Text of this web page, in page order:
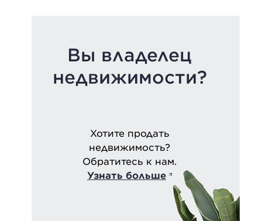
Вы владелец
недвижимости?
Хотите продать
недвижимость?
Обратитесь к нам.
Узнать больше